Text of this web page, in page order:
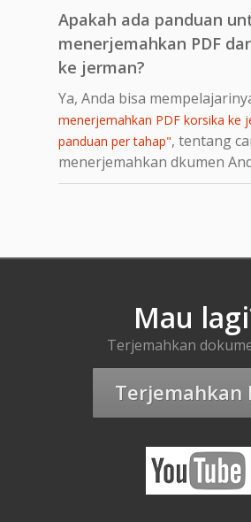
Apakah ada panduan
menerjemahkan PDF
ke jerman?
Ya, Anda bisa
menerjemahkan PDF korsika ke
panduan per tahap", tentang
menerjemahkan dkumen
Mau
Terjemahkan
Terjemahkan